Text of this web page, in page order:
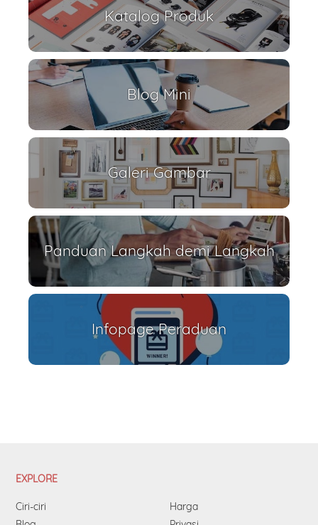
Katalog Produk
Blog Mini
Galeri Gambar
Panduan Langkah demi Langkah
Infopage Peraduan
EXPLORE
Ciri-ciri
Harga